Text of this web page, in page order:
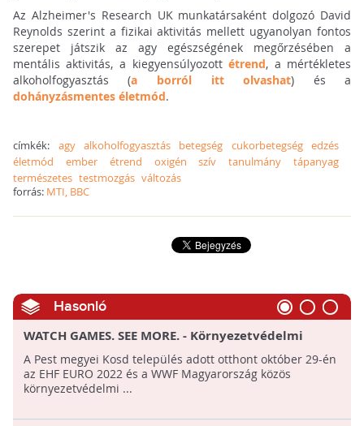
Az Alzheimer's Research UK munkatársaként dolgozó David
Reynolds szerint a fizikai aktivitás mellett ugyanolyan fontos
szerepet játszik az agy egészségének megőrzésében a
mentális aktivitás, a kiegyensúlyozottétrend, a mértékletes
alkoholfogyasztás (a borról itt olvashat) és a
dohányzásmentes életmód.
címkék: agy alkoholfogyasztás betegség cukorbetegség edzés
életmód
ember étrend oxigén szív tanulmány
tápanyag
természetes testmozgás változás
forrás: MTI, BBC
Hasonló
WATCH GAMES. SEE MORE. - Környezetvédelmi
kezdeményezések a kézilabda Európa-bajnokságon
A Pest megyei Kosd település adott otthont október 29-én
az EHF EURO 2022 és a WWF Magyarország közös
környezetvédelmi ...